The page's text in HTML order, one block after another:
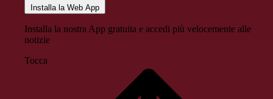
Installa la Web App
Installa la nostra App gratuita e accedi più velocemente alle
notizie
Tocca